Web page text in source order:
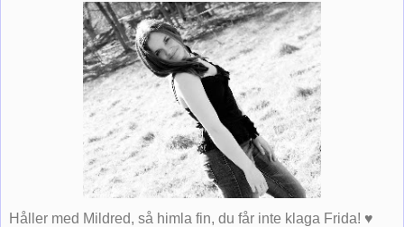
Håller med Mildred, så himla fin, du får inte klaga Frida! ♥